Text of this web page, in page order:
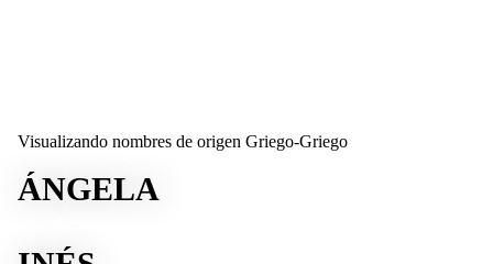
Visualizando nombres de origen Griego-Griego
ÁNGELA